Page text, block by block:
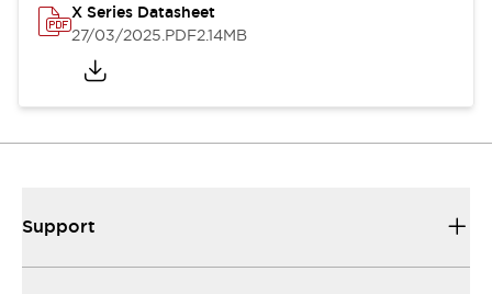
X Series Datasheet
27/03/2025.PDF2.14MB
Support